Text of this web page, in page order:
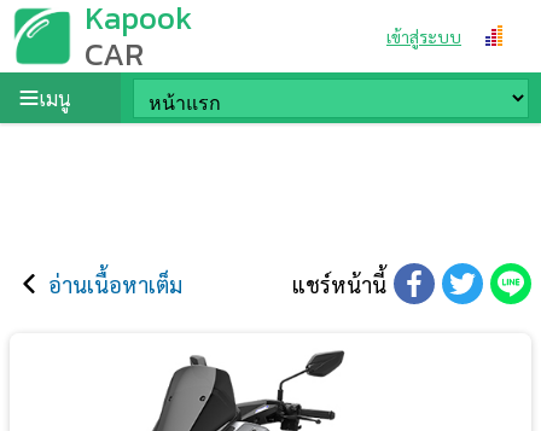
Kapook
CAR เข้าสู่ระบบ
เมนู
อ่านเนื้อหาเต็ม แชร์หน้านี้